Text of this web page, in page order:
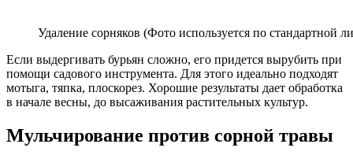
Удаление сорняков (Фото используется по стандартной
Если выдергивать бурьян сложно, его придется вырубить при
помощи садового инструмента. Для этого идеально подходят
мотыга, тяпка, плоскорез. Хорошие результаты дает обработка
в начале весны, до высаживания растительных культур.
Мульчирование против сорной травы